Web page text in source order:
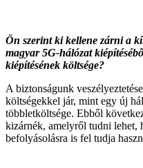
Ön szerint ki kellene zárni a
magyar 5G-hálózat
kiépítésének költsége?
A biztonságunk
költségekkel jár, mint egy új
többletköltsége. Ebből
kizárnék, amelyről tudni lehet,
befolyásolásra is fel tudja